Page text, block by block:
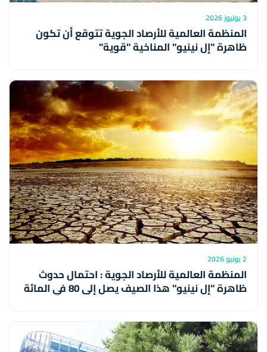
3 يوليوز 2026
المنظمة العالمية للأرصاد الجوية تتوقع أن تكون
ظاهرة "إل نينيو" المناخية "قوية"
2 يونيو 2026
المنظمة العالمية للأرصاد الجوية : احتمال حدوث
ظاهرة "إل نينيو" هذا الصيف يصل إلى 80 في المائة